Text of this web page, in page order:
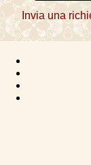
Invia una